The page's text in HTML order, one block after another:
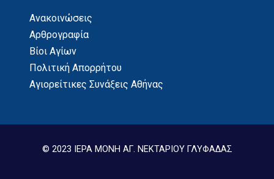
Ανακοινώσεις
Αρθρογραφία
Βίοι Αγίων
Πολιτική Απορρήτου
Αγιορείτικες Συνάξεις Αθήνας
© 2023 ΙΕΡΑ ΜΟΝΗ ΑΓ. ΝΕΚΤΑΡΙΟΥ ΓΛΥΦΑΔΑΣ